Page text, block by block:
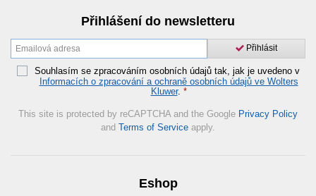
Přihlášení do newsletteru
Přihlásit
Souhlasím se zpracováním osobních údajů tak, jak je uvedeno v
Informacích o zpracování a ochraně osobních údajů ve Wolters
Kluwer. *
This site is protected by reCAPTCHA and the Google Privacy Policy
and Terms of Service apply.
Eshop